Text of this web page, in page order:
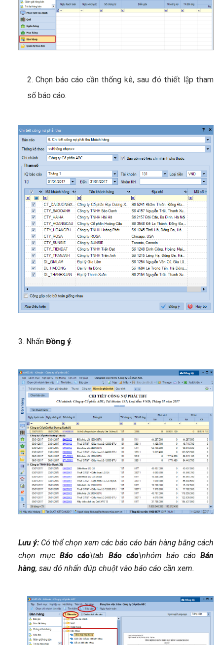
2. Chọn báo cáo cần thống kê, sau đó thiết lập tham
số báo cáo.
3. Nhấn Đồng ý.
Lưu ý: Có thể chọn xem các báo cáo bán hàng bằng cách
chọn mụcBáo cáo\tab Báo cáo\nhóm báo cáo Bán
hàng, sau đó nhấn đúp chuột vào báo cáo cần xem.